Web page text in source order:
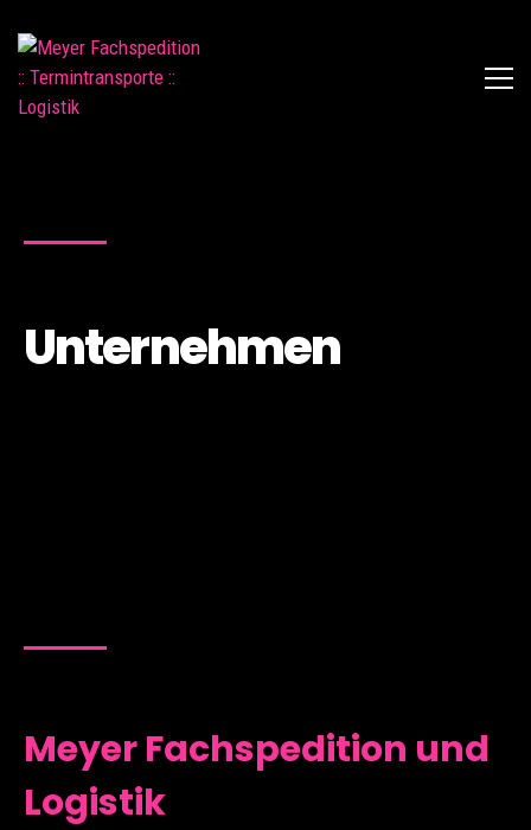
Unternehmen
Meyer Fachspedition und
Logistik